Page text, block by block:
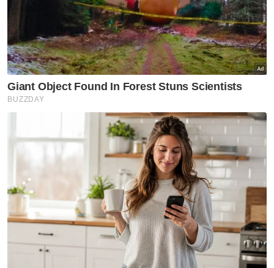
23 Disember juga menyaksikan belian bersih
dana global ekuiti Malaysia bernilai
AS$600,000 pada 30 Disember, tertinggi
dalam tempoh sebulan, sebelum indeks
utama mengakhiri tahun ini meningkat
sebanyak 0.28 peratus atau 4.65 mata
Melangkah ke 2025, ketua penyelidikan
pelaburan UOB Kay Hian Wealth Advisors,
Mohd Sedek Jantan berkata, syarikat itu
mengunjurkan FBM KLCI bakal mencecah
paras 1,800 mata.
RHB Investment Bank Bhd mengunjurkan
petunjuk utama pasaran mencecah 1,820
mata pada akhir 2025, disokong oleh prospek